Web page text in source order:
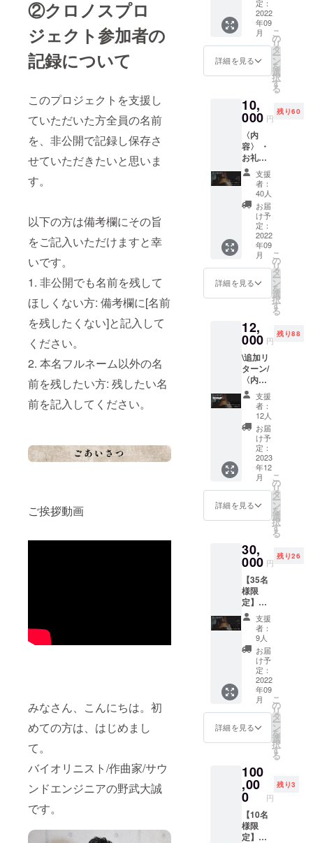
②クロノスプロ
ジェクト参加者の
記録について
このプロジェクトを支援し
ていただいた方全員の名前
を、非公開で記録し保存さ
せていただきたいと思いま
す。
以下の方は備考欄にその旨
をご記入いただけますと幸
いです。
1. 非公開でも名前を残して
ほしくない方: 備考欄に[名前
を残したくない]と記入して
ください。
2. 本名フルネーム以外の名
前を残したい方: 残したい名
前を記入してください。
ご挨拶動画
みなさん、こんにちは。初
めての方は、はじめまし
て。
バイオリニスト/作曲家/サウ
ンドエンジニアの野武大誠
です。
せ、ボー
ダーレスな
音楽を生み
出し続けて
澄まされた
繊細な音楽
表現から、
過激かつ爆
発力のある
演奏スタイ
ルまで表現
の幅は広
く、ジャン
ル、世界観
を問わず
様々なアー
ティストと
の共演を続
ギター雨宮
健三郎との
デュオ
「Analo-
Gia」
作家池田あ
きこ氏の作
品『猫のダ
テーマに音
楽を奏でる
「DAYANバ
キーボー
ド、ヴァイ
オリンによ
るトリオ
「木ノ花」
ギターの成
川マサノリ
との「Luna
ni Cone」
他、多数の
ユニットに
参加してい
る。
演奏活動の
供、アレン
ジ、録音、
ミックス、
マスタリン
グ等、作家
部ラベ
ル1枚）
・ポス
トカー
ド3枚
（リ
ターン
品） ※
画像は
イメー
ジで
す。皆
様に
は、完
成した
クロノ
スの写
真とポ
スト
カード
をお届
けしま
す。
定：
2022
年09
月
詳細を見る
こ
の
リ
タ
ー
ン
を
選
択
す
る
10,
000 円
残り60
〈内
容〉 ・
お礼状
・写真
４枚
（本体2
枚、鑑
定書１
枚、内
部ラベ
ル1枚）
・ポス
トカー
ド3枚
（リ
ターン
品） ・
ライブ1
回パス
（クロ
ノスプ
ロジェ
クトの
名前が
付くラ
イブの
み有
効） ・
オリジ
ナル
キーホ
ルダー
白（リ
画像は
イメー
ジで
す。
支援
者：
40人
お届
け予
定：
2022
年09
月
詳細を見る
こ
の
リ
タ
ー
ン
を
選
択
す
る
12,
000 円
残り88
\追加リ
ターン/
〈内
容〉 ・
クロノ
スアル
バム
全曲ク
ロノス
で録音
したア
ルバム
になり
ます。
※この
アルバ
リター
ン発送
後一般
販売も
行いま
す。 ・
リター
ン限定
CD リ
ターン
限定
ジャ
ケット
に書き
下ろし1
曲を録
音した
記2枚を
お届け
しま
す！！
※タイト
ル、
ジャ
支援
者：
12人
お届
け予
定：
2023
年12
月
詳細を見る
こ
の
リ
タ
ー
ン
を
選
択
す
る
30,
000 円
残り26
【35名
様限
定】
〈内
容〉 ・
お礼状
・写真4
枚（本
体2枚、
鑑定書1
枚、内
部ラベ
ル1枚）
・ポス
トカー
ド3枚
ターン
限定商
品） ・
ライブ1
回パス
（クロ
ノスプ
支援
者：
9人
お届
け予
定：
2022
年09
月
詳細を見る
こ
の
リ
タ
ー
ン
を
選
択
す
る
100
,00
0 円
残り3
【10名
様限
定】